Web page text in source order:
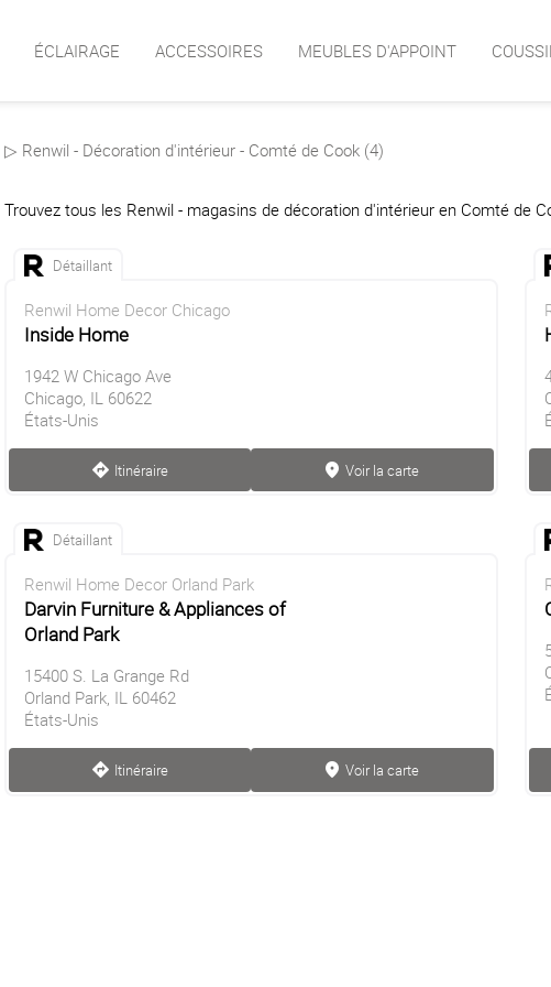
ÉCLAIRAGE ACCESSOIRES MEUBLES D'APPOINT
▷ Renwil - Décoration d'intérieur - Comté de Cook (4)
Trouvez tous les Renwil - magasins de décoration d'intérieur en Comté de
Détaillant
Renwil Home Decor Chicago
Inside Home
1942 W Chicago Ave
Chicago, IL 60622
États-Unis
direction Itinéraire marker Voir la carte
Détaillant
Renwil Home Decor Orland Park
Darvin Furniture & Appliances of
Orland Park
15400 S. La Grange Rd
Orland Park, IL 60462
États-Unis
direction Itinéraire marker Voir la carte